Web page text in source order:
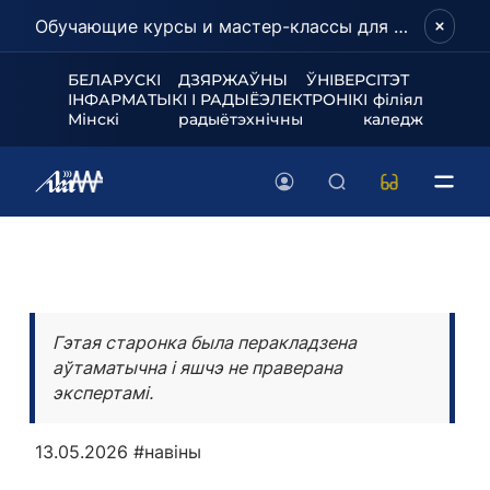
Обучающие курсы и мастер-классы для школьников и абитуриентов!
БЕЛАРУСКІ ДЗЯРЖАЎНЫ ЎНІВЕРСІТЭТ
ІНФАРМАТЫКІ І РАДЫЁЭЛЕКТРОНІКІ філіял
Мінскі радыётэхнічны каледж
Гэтая старонка была перакладзена
аўтаматычна і яшчэ не праверана
экспертамі.
13.05.2026 #навіны